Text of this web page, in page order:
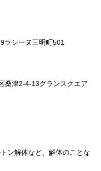
ラシーヌ三明町501
津2-4-13グランスクエア
ン解体など、解体のことな